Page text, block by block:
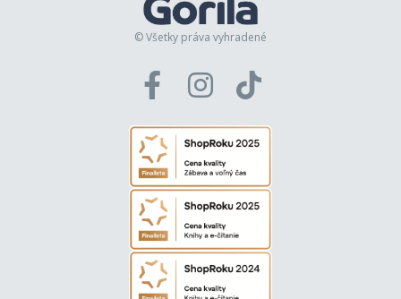
© Všetky práva vyhradené